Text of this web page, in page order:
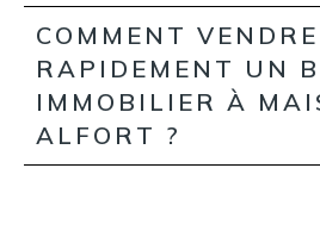
COMMENT VENDRE
RAPIDEMENT UN
IMMOBILIER À
ALFORT ?